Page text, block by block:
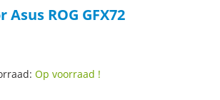
ROG GFX72
Op voorraad !